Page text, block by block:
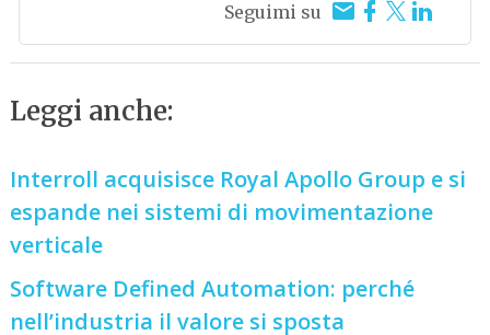
Seguimi su
Leggi anche:
Interroll acquisisce Royal Apollo Group e si
espande nei sistemi di movimentazione
verticale
Software Defined Automation: perché
nell’industria il valore si sposta